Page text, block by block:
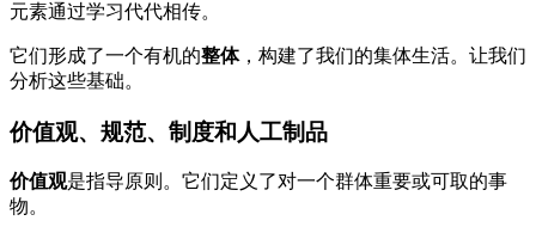
元素通过学习代代相传。
它们形成了一个有机的整体，构建了我们的集体生活。让我们
分析这些基础。
价值观、规范、制度和人工制品
价值观是指导原则。它们定义了对一个群体重要或可取的事
物。